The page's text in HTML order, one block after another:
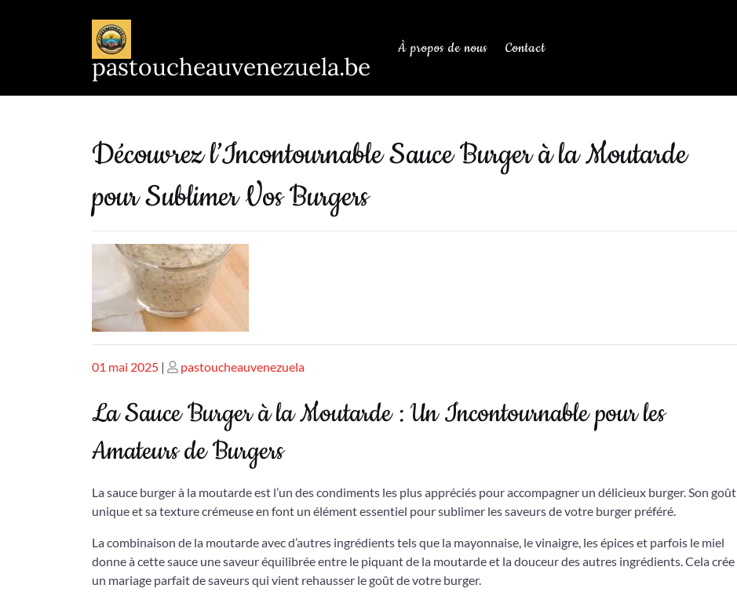
pastoucheauvenezuela.be
À propos de nous Contact
Découvrez l’Incontournable Sauce Burger à la Moutarde
pour Sublimer Vos Burgers
Publié
01 mai 2025 | Publié
pastoucheauvenezuela
La Sauce Burger à la Moutarde : Un Incontournable pour les
Amateurs de Burgers
La sauce burger à la moutarde est l’un des condiments les plus appréciés pour accompagner un délicieux burger. Son goût
unique et sa texture crémeuse en font un élément essentiel pour sublimer les saveurs de votre burger préféré.
La combinaison de la moutarde avec d’autres ingrédients tels que la mayonnaise, le vinaigre, les épices et parfois le miel
donne à cette sauce une saveur équilibrée entre le piquant de la moutarde et la douceur des autres ingrédients. Cela crée
un mariage parfait de saveurs qui vient rehausser le goût de votre burger.